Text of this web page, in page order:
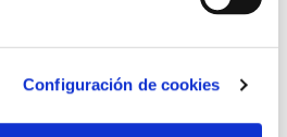
Configuración de cookies